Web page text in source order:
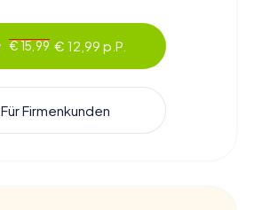
€ 15,99 € 12,99 p.P.
Für Firmenkunden